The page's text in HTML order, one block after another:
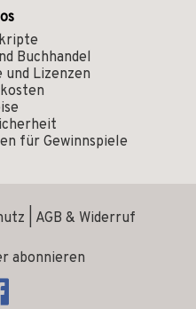
Buchhandel
Lizenzen
für Gewinnspiele
AGB & Widerruf
abonnieren